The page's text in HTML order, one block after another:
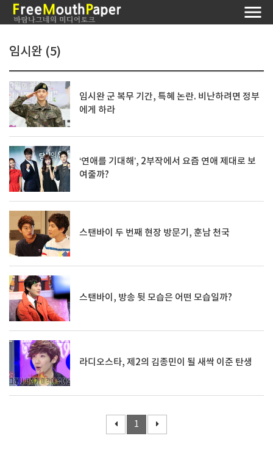
임시완 (5)
임시완 군 복무 기간, 특혜 논란. 비난하려면 정부
에게 하라
‘연애를 기대해’, 2부작에서 요즘 연애 제대로 보
여줄까?
스탠바이 두 번째 현장 방문기, 훈남 천국
스탠바이, 방송 뒷 모습은 어떤 모습일까?
라디오스타, 제2의 김종민이 될 새싹 이준 탄생
1